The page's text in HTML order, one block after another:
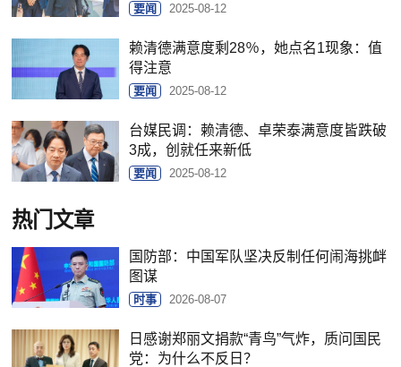
要闻 2025-08-12
赖清德满意度剩28％，她点名1现象：值
得注意
要闻 2025-08-12
台媒民调：赖清德、卓荣泰满意度皆跌破
3成，创就任来新低
要闻 2025-08-12
热门文章
国防部：中国军队坚决反制任何闹海挑衅
图谋
时事 2026-08-07
日感谢郑丽文捐款“青鸟”气炸，质问国民
党：为什么不反日？